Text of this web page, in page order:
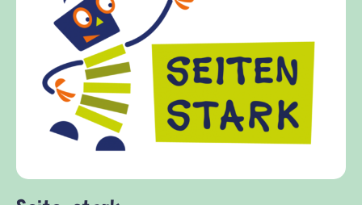
Frieden Fragen
frieden-fragen.de ist ein Internet-
Kinder, Eltern und ErzieherInnen das zu
Fragen von Krieg und Frieden, Streit und
Gewalt informiert und einen Austausch zu
diesem Themenbereich ermöglicht.
fragen.de bietet Antworten auf wichtige
und Frieden, Streit und Gewalt.